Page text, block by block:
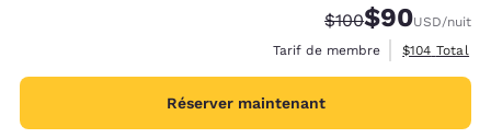
Tarif barré :
$100Tarif réduit :
$90USD/nuit
Tarif de membre
Afficher les
$104 Total
Réserver maintenant